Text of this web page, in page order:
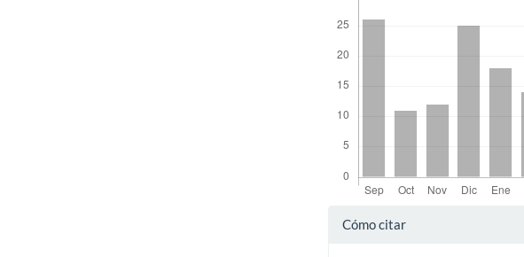
Detalles
Cómo citar